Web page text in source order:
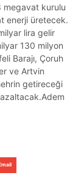
megavat kurulu
enerji üretecek.
lira gelir
130 milyon
Barajı, Çoruh
ve Artvin
getireceği